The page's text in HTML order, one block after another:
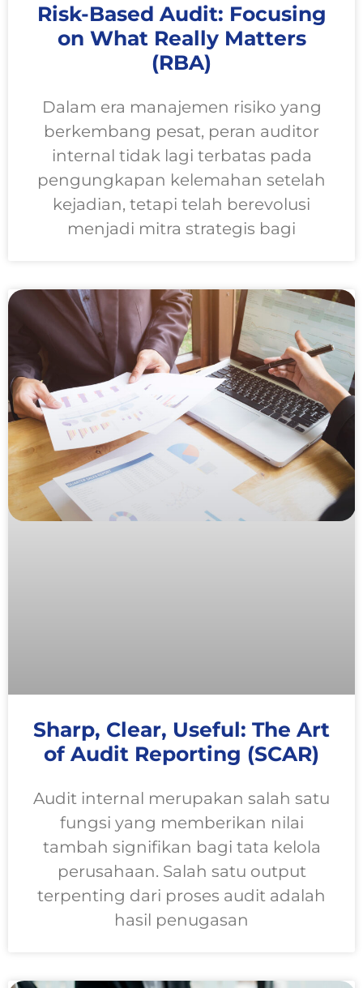
Risk-Based Audit: Focusing
on What Really Matters
(RBA)
Dalam era manajemen risiko yang
berkembang pesat, peran auditor
internal tidak lagi terbatas pada
pengungkapan kelemahan setelah
kejadian, tetapi telah berevolusi
menjadi mitra strategis bagi
Sharp, Clear, Useful: The Art
of Audit Reporting (SCAR)
Audit internal merupakan salah satu
fungsi yang memberikan nilai
tambah signifikan bagi tata kelola
perusahaan. Salah satu output
terpenting dari proses audit adalah
hasil penugasan